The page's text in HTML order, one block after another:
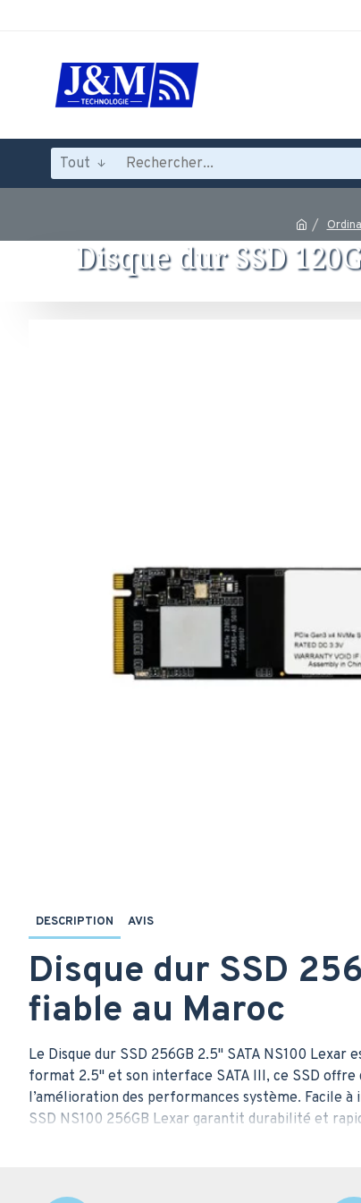
Tout
Disque dur SSD
DESCRIPTION AVIS
Disque dur SSD
fiable au Maroc
Le Disque dur SSD 256GB 2.5" SATA NS100
format 2.5" et son interface SATA III, ce SSD
l’amélioration des performances système. Facile
SSD NS100 256GB Lexar garantit durabilité et